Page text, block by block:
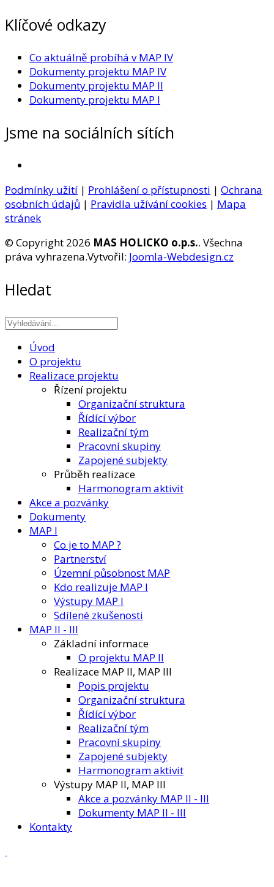
Klíčové odkazy
Co aktuálně probíhá v MAP IV
Dokumenty projektu MAP IV
Dokumenty projektu MAP II
Dokumenty projektu MAP I
Jsme na sociálních sítích
Podmínky užití | Prohlášení o přístupnosti | Ochrana
osobních údajů | Pravidla užívání cookies | Mapa
stránek
© Copyright 2026 MAS HOLICKO o.p.s.. Všechna
práva vyhrazena.Vytvořil: Joomla-Webdesign.cz
Hledat
Úvod
O projektu
Realizace projektu
Řízení projektu
Organizační struktura
Řídící výbor
Realizační tým
Pracovní skupiny
Zapojené subjekty
Průběh realizace
Harmonogram aktivit
Akce a pozvánky
Dokumenty
MAP I
Co je to MAP ?
Partnerství
Územní působnost MAP
Kdo realizuje MAP I
Výstupy MAP I
Sdílené zkušenosti
MAP II - III
Základní informace
O projektu MAP II
Realizace MAP II, MAP III
Popis projektu
Organizační struktura
Řídící výbor
Realizační tým
Pracovní skupiny
Zapojené subjekty
Harmonogram aktivit
Výstupy MAP II, MAP III
Akce a pozvánky MAP II - III
Dokumenty MAP II - III
Kontakty